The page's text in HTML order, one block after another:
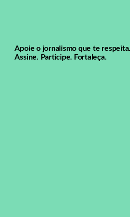
Apoie o jornalismo que te respeita.
Assine. Participe. Fortaleça.